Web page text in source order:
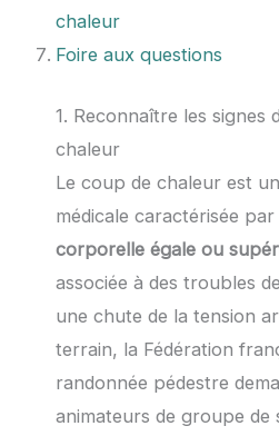
chaleur
Foire aux questions
1. Reconnaître les signes
chaleur
Le coup de chaleur est
médicale caractérisée par
corporelle égale ou
associée à des troubles
une chute de la tension
terrain, la Fédération
randonnée pédestre
animateurs de groupe de